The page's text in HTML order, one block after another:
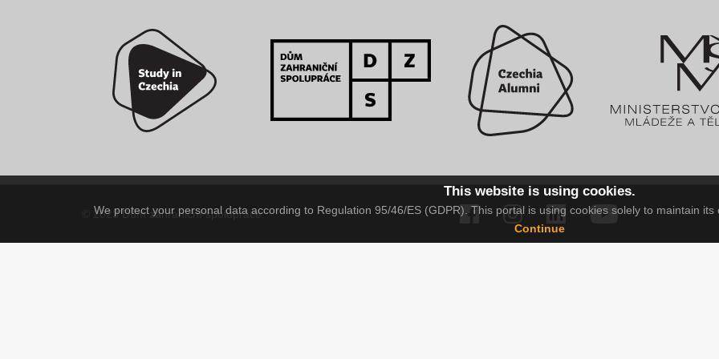
© 2023 Dům zahraniční spolupráce.
This website is using cookies.
We protect your personal data according to Regulation 95/46/ES (GDPR). This portal is using cookies solely to maintain
Continue